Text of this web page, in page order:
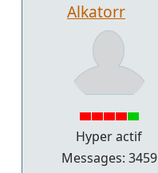
Alkatorr
Hyper actif
Messages: 3459